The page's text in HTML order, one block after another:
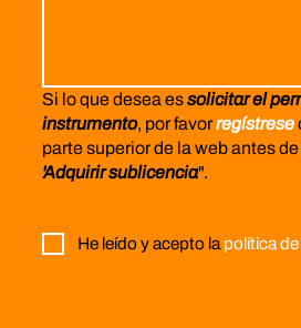
Si lo que desea essolicitar el
instrumento, por favorregístrese
parte superior de la web antes
'Adquirir sublicencia".
He leído y acepto lapolítica